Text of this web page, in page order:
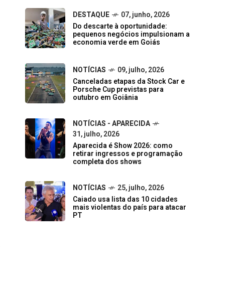
DESTAQUE
07, junho, 2026
Do descarte à oportunidade:
pequenos negócios impulsionam a
economia verde em Goiás
NOTÍCIAS
09, julho, 2026
Canceladas etapas da Stock Car e
Porsche Cup previstas para
outubro em Goiânia
NOTÍCIAS - APARECIDA
31, julho, 2026
Aparecida é Show 2026: como
retirar ingressos e programação
completa dos shows
NOTÍCIAS
25, julho, 2026
Caiado usa lista das 10 cidades
mais violentas do país para atacar
PT